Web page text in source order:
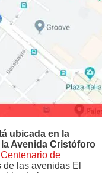
ubicada en la
Avenida Cristóforo
de
las avenidas El